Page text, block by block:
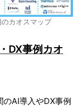
カオスマップ
DX事例カオ
のAI導入やDX事例